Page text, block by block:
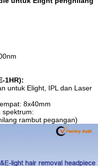
1HR):
untuk Elight, IPL dan Laser
8x40mm
spektrum:
rambut pegangan)